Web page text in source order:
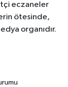
eczaneler
ötesinde,
organıdır.